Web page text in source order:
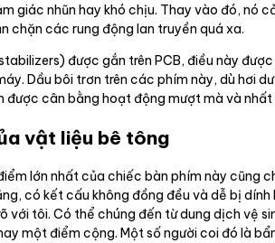
giác nhũn hay khó chịu. Thay vào đó, nó
chặn các rung động lan truyền quá xa.
được gắn trên PCB, điều này
Dầu bôi trơn trên các phím này, dù hơi
cân bằng hoạt động mượt mà và
vật liệu bê tông
lớn nhất của chiếc bàn phím này cũng
có kết cấu không đồng đều và dễ bị
với tôi. Có thể chúng đến từ dung dịch vệ
một điểm cộng. Một số người coi đó là